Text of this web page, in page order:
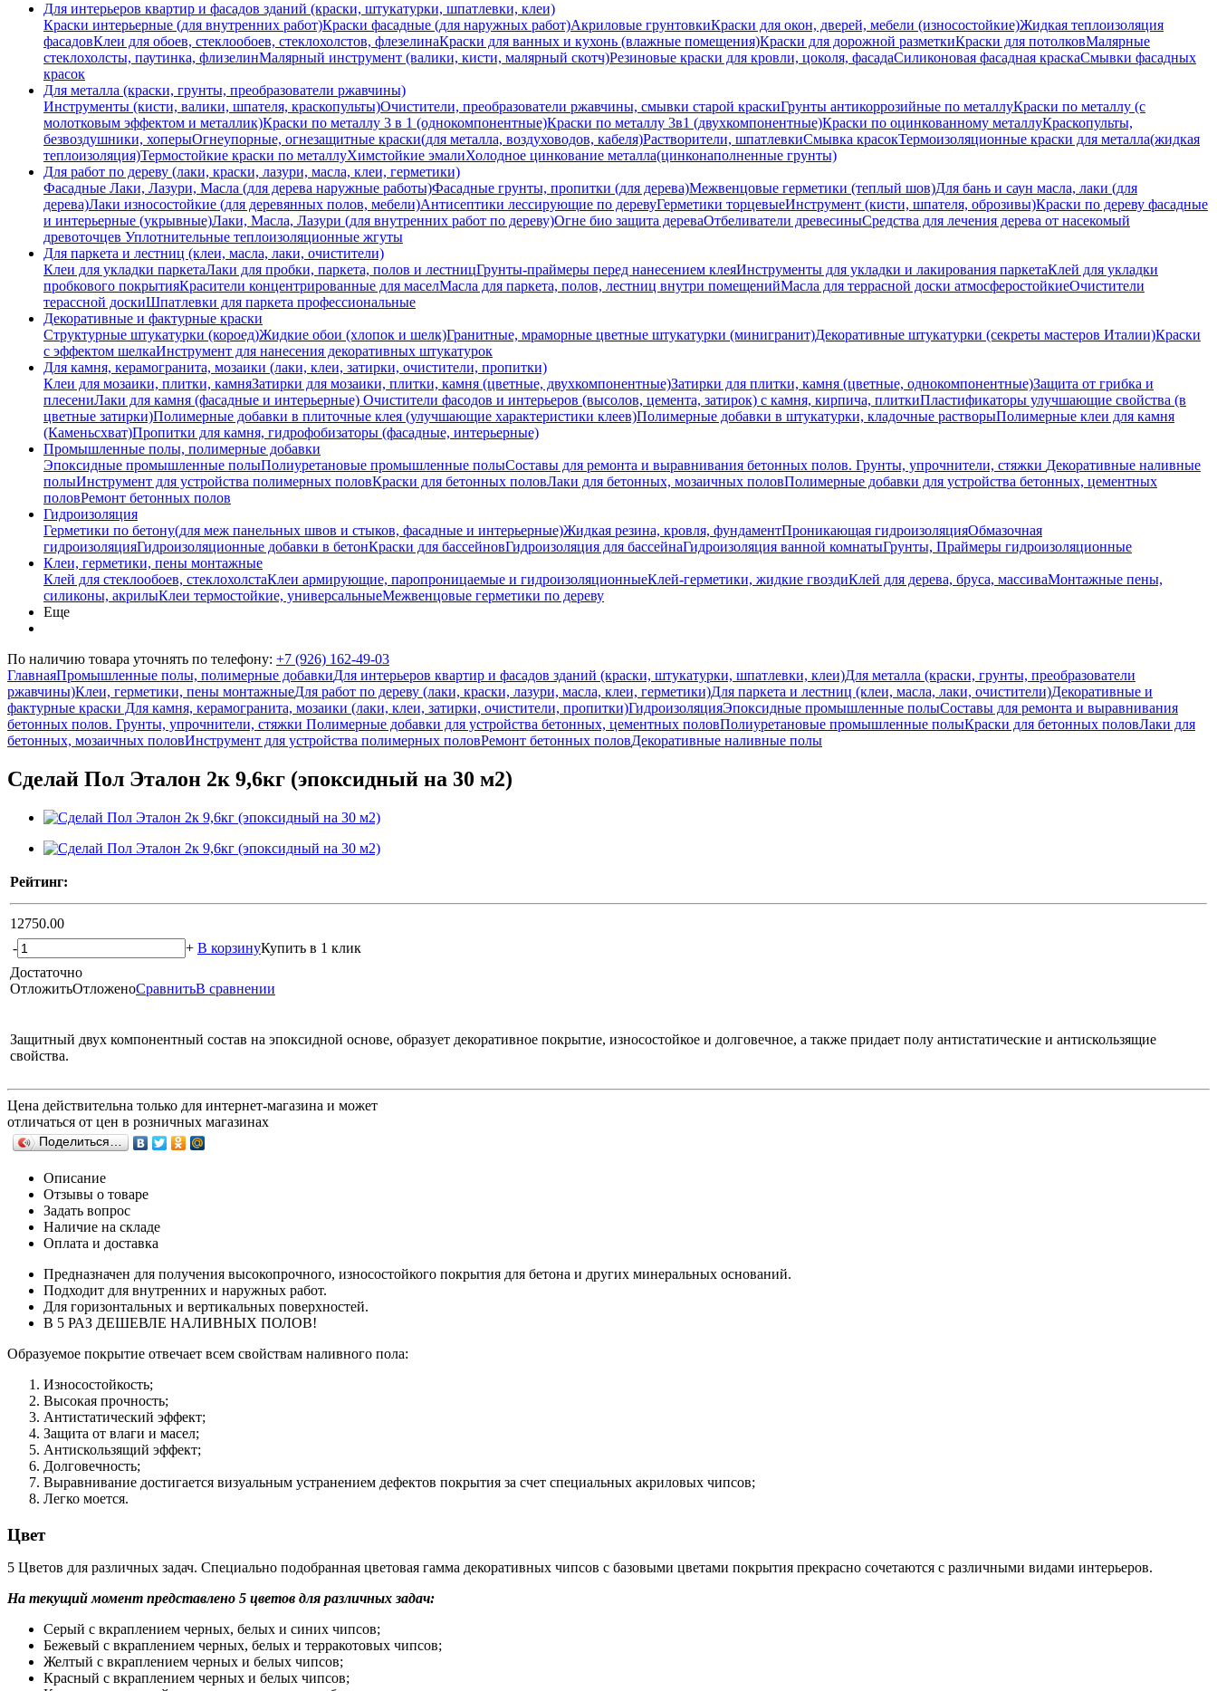
Для интерьеров квартир и фасадов зданий (краски, штукатурки, шпатлевки, клеи)
Краски интерьерные (для внутренних работ)Краски фасадные (для наружных работ)Акриловые грунтовкиКраски для окон, дверей, мебели (износостойкие)Жидкая теплоизоляция
фасадовКлеи для обоев, стеклообоев, стеклохолстов, флезелинаКраски для ванных и кухонь (влажные помещения)Краски для дорожной разметкиКраски для потолковМалярные
стеклохолсты, паутинка, флизелинМалярный инструмент (валики, кисти, малярный скотч)Резиновые краски для кровли, цоколя, фасадаСиликоновая фасадная краскаСмывки фасадных
красок
Для металла (краски, грунты, преобразователи ржавчины)
Инструменты (кисти, валики, шпателя, краскопульты)Очистители, преобразователи ржавчины, смывки старой краскиГрунты антикоррозийные по металлуКраски по металлу (с
молотковым эффектом и металлик)Краски по металлу 3 в 1 (однокомпонентные)Краски по металлу 3в1 (двухкомпонентные)Краски по оцинкованному металлуКраскопульты,
безвоздушники, хоперыОгнеупорные, огнезащитные краски(для металла, воздуховодов, кабеля)Растворители, шпатлевкиСмывка красокТермоизоляционные краски для металла(жидкая
теплоизоляция)Термостойкие краски по металлуХимстойкие эмалиХолодное цинкование металла(цинконаполненные грунты)
Для работ по дереву (лаки, краски, лазури, масла, клеи, герметики)
Фасадные Лаки, Лазури, Масла (для дерева наружные работы)Фасадные грунты, пропитки (для дерева)Межвенцовые герметики (теплый шов)Для бань и саун масла, лаки (для
дерева)Лаки износостойкие (для деревянных полов, мебели)Антисептики лесcирующие по деревуГерметики торцевыеИнструмент (кисти, шпателя, оброзивы)Краски по дереву фасадные
и интерьерные (укрывные)Лаки, Масла, Лазури (для внутренних работ по дереву)Огне био защита дереваОтбеливатели древесиныСредства для лечения дерева от насекомый
древоточцев Уплотнительные теплоизоляционные жгуты
Для паркета и лестниц (клеи, масла, лаки, очистители)
Клеи для укладки паркетаЛаки для пробки, паркета, полов и лестницГрунты-праймеры перед нанесением клеяИнструменты для укладки и лакирования паркетаКлей для укладки
пробкового покрытияКрасители концентрированные для маселМасла для паркета, полов, лестниц внутри помещенийМасла для террасной доски атмосферостойкиеОчистители
терассной доскиШпатлевки для паркета профессиональные
Декоративные и фактурные краски
Структурные штукатурки (короед)Жидкие обои (хлопок и шелк)Гранитные, мраморные цветные штукатурки (минигранит)Декоративные штукатурки (секреты мастеров Италии)Краски
с эффектом шелкаИнструмент для нанесения декоративных штукатурок
Для камня, керамогранита, мозаики (лаки, клеи, затирки, очистители, пропитки)
Клеи для мозаики, плитки, камняЗатирки для мозаики, плитки, камня (цветные, двухкомпонентные)Затирки для плитки, камня (цветные, однокомпонентные)Защита от грибка и
плесениЛаки для камня (фасадные и интерьерные) Очистители фасодов и интерьеров (высолов, цемента, затирок) с камня, кирпича, плиткиПластификаторы улучшающие свойства (в
цветные затирки)Полимерные добавки в плиточные клея (улучшающие характеристики клеев)Полимерные добавки в штукатурки, кладочные растворыПолимерные клеи для камня
(Каменьсхват)Пропитки для камня, гидрофобизаторы (фасадные, интерьерные)
Промышленные полы, полимерные добавки
Эпоксидные промышленные полыПолиуретановые промышленные полыСоставы для ремонта и выравнивания бетонных полов. Грунты, упрочнители, стяжки Декоративные наливные
полыИнструмент для устройства полимерных половКраски для бетонных половЛаки для бетонных, мозаичных половПолимерные добавки для устройства бетонных, цементных
половРемонт бетонных полов
Гидроизоляция
Герметики по бетону(для меж панельных швов и стыков, фасадные и интерьерные)Жидкая резина, кровля, фундаментПроникающая гидроизоляцияОбмазочная
гидроизоляцияГидроизоляционные добавки в бетонКраски для бассейновГидроизоляция для бассейнаГидроизоляция ванной комнатыГрунты, Праймеры гидроизоляционные
Клеи, герметики, пены монтажные
Клей для стеклообоев, стеклохолстаКлеи армирующие, паропроницаемые и гидроизоляционныеКлей-герметики, жидкие гвоздиКлей для дерева, бруса, массиваМонтажные пены,
силиконы, акрилыКлеи термостойкие, универсальныеМежвенцовые герметики по дереву
Еще
По наличию товара уточнять по телефону: +7 (926) 162-49-03
ГлавнаяПромышленные полы, полимерные добавкиДля интерьеров квартир и фасадов зданий (краски, штукатурки, шпатлевки, клеи)Для металла (краски, грунты, преобразователи
ржавчины)Клеи, герметики, пены монтажныеДля работ по дереву (лаки, краски, лазури, масла, клеи, герметики)Для паркета и лестниц (клеи, масла, лаки, очистители)Декоративные и
фактурные краски Для камня, керамогранита, мозаики (лаки, клеи, затирки, очистители, пропитки)ГидроизоляцияЭпоксидные промышленные полыСоставы для ремонта и выравнивания
бетонных полов. Грунты, упрочнители, стяжки Полимерные добавки для устройства бетонных, цементных половПолиуретановые промышленные полыКраски для бетонных половЛаки для
бетонных, мозаичных половИнструмент для устройства полимерных половРемонт бетонных половДекоративные наливные полы
Сделай Пол Эталон 2к 9,6кг (эпоксидный на 30 м2)
Рейтинг:
12750.00
-
+ В корзинуКупить в 1 клик
Достаточно
ОтложитьОтложеноСравнитьВ сравнении
Защитный двух компонентный состав на эпоксидной основе, образует декоративное покрытие, износостойкое и долговечное, а также придает полу антистатические и антискользящие
свойства.
Цена действительна только для интернет-магазина и может
отличаться от цен в розничных магазинах
Поделиться…
Описание
Отзывы о товаре
Задать вопрос
Наличие на складе
Оплата и доставка
Предназначен для получения высокопрочного, износостойкого покрытия для бетона и других минеральных оснований.
Подходит для внутренних и наружных работ.
Для горизонтальных и вертикальных поверхностей.
В 5 РАЗ ДЕШЕВЛЕ НАЛИВНЫХ ПОЛОВ!
Образуемое покрытие отвечает всем свойствам наливного пола:
Износостойкость;
Высокая прочность;
Антистатический эффект;
Защита от влаги и масел;
Антискользящий эффект;
Долговечность;
Выравнивание достигается визуальным устранением дефектов покрытия за счет специальных акриловых чипсов;
Легко моется.
Цвет
5 Цветов для различных задач. Специально подобранная цветовая гамма декоративных чипсов с базовыми цветами покрытия прекрасно сочетаются с различными видами интерьеров.
На текущий момент представлено 5 цветов для различных задач:
Серый с вкраплением черных, белых и синих чипсов;
Бежевый с вкраплением черных, белых и терракотовых чипсов;
Желтый с вкраплением черных и белых чипсов;
Красный с вкраплением черных и белых чипсов;